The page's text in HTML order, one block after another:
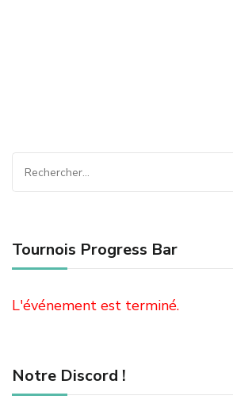
Rechercher :
Tournois Progress Bar
L'événement est terminé.
Notre Discord !